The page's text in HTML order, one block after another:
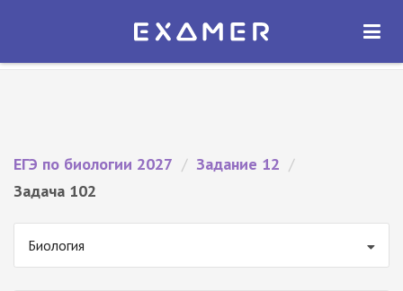
Экзамер — ЕГЭ 2027
ОТКРЫТЬ
ЕГЭ по биологии 2027 / Задание 12 /
Задача 102
Биология